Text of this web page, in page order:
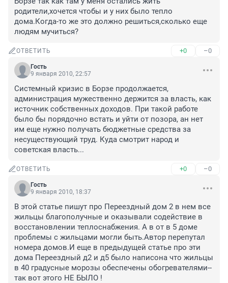
родители,хочется чтобы и у них было тепло
дома.Когда-то же это должно решиться,сколько еще
людям мучиться?
ОТВЕТИТЬ +0 –0
Гость
9 января 2010, 22:57
Системный кризис в Борзе продолжается,
администрация мужественно держится за власть, как
источник собственных доходов. При такой работе
было бы порядочно встать и уйти от позора, ан нет
им еще нужно получать бюджетные средства за
несуществующий труд. Куда смотрит народ и
советская власть...
ОТВЕТИТЬ +0 –0
Гость
9 января 2010, 18:37
В этой статье пишут про Переездный дом 2 в нем все
жильцы благополучные и оказывали содействие в
восстановлении теплоснабжения. А в от в 5 доме
проблемы с жильцами могли быть.Автор перепутал
номера домов.И еще в предыдущей статье про эти
дома Переездный д2 и д5 было написона что жильцы
в 40 градусные морозы обеспечены обогревателями--
так вот этого НЕ БЫЛО !